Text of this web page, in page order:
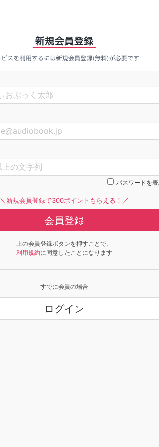
パスワードを
＼新規会員登録で300ポイントもらえる！／
会員登録
上の会員登録ボタンを押すことで、
利用規約に同意したことになります
すでに会員の場合
ログイン